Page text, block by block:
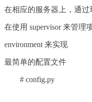
在相应的服务器上，通
在使用 supervisor 来管理
environment 来实现
最简单的配置文件
# config.py